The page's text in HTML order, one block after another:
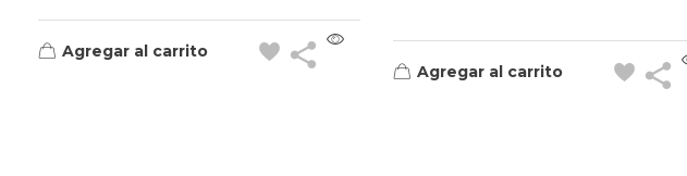
Agregar al carrito
Agregar al carrito